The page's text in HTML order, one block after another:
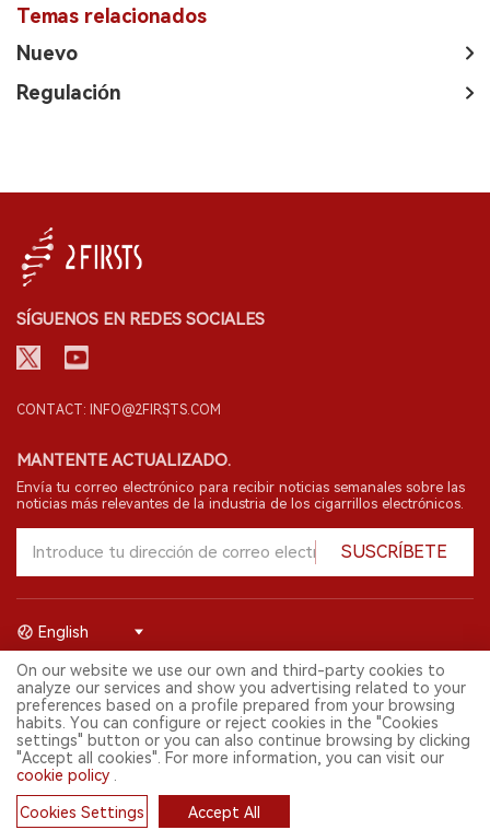
Temas relacionados
Nuevo
Regulación
SÍGUENOS EN REDES SOCIALES
CONTACT: INFO@2FIRSTS.COM
MANTENTE ACTUALIZADO.
Envía tu correo electrónico para recibir noticias semanales sobre las
noticias más relevantes de la industria de los cigarrillos electrónicos.
SUSCRÍBETE
© 2026 Shenzhen 2FIRSTS Technology Co.,Ltd. Todos los derechos
reservados.
2FIRSTS solo es accesible para profesionales de la industria,
investigadores, medios y otros profesionales. El acceso por menores
está prohibido.
Este sitio web presta servicios a usuarios fuera del territorio chino
continental. Para usuarios en la China continental, por favor
visitahttps://cn.2firsts.com
English
On our website we use our own and third-party cookies to
analyze our services and show you advertising related to your
preferences based on a profile prepared from your browsing
habits. You can configure or reject cookies in the "Cookies
settings" button or you can also continue browsing by clicking
"Accept all cookies". For more information, you can visit our
cookie policy
Cookies Settings Accept All